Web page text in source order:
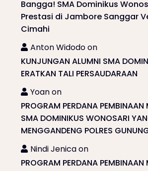
Bangga! SMA Dominikus
Prestasi di Jambore Sanggar
Cimahi
Anton Widodoon
KUNJUNGAN ALUMNI SMA
ERATKAN TALI PERSAUDARAAN
Yoanon
PROGRAM PERDANA PEMBINAAN
SMA DOMINIKUS WONOSARI
MENGGANDENG POLRES
Nindi Jenicaon
PROGRAM PERDANA PEMBINAAN